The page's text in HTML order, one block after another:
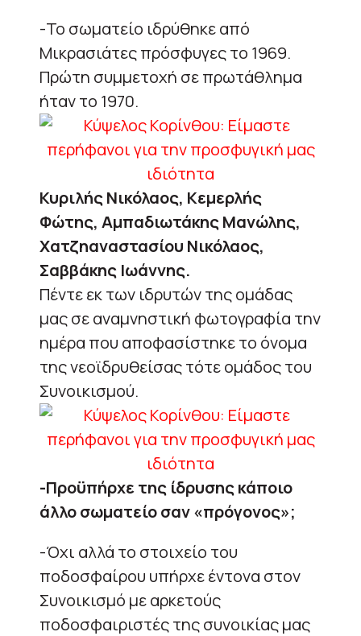
-Το σωματείο ιδρύθηκε από
Μικρασιάτες πρόσφυγες το 1969.
Πρώτη συμμετοχή σε πρωτάθλημα
ήταν το 1970.
Κυριλής Νικόλαος, Κεμερλής
Φώτης, Αμπαδιωτάκης Μανώλης,
Χατζηαναστασίου Νικόλαος,
Σαββάκης Ιωάννης.
Πέντε εκ των ιδρυτών της ομάδας
μας σε αναμνηστική φωτογραφία την
ημέρα που αποφασίστηκε το όνομα
της νεοϊδρυθείσας τότε ομάδος του
Συνοικισμού.
-Προϋπήρχε της ίδρυσης κάποιο
άλλο σωματείο σαν «πρόγονος»;
-Όχι αλλά το στοιχείο του
ποδοσφαίρου υπήρχε έντονα στον
Συνοικισμό με αρκετούς
ποδοσφαιριστές της συνοικίας μας